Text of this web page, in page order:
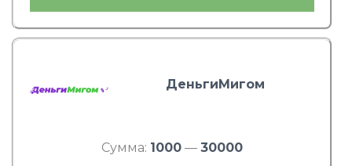
ДеньгиМигом
Сумма: 1000 — 30000